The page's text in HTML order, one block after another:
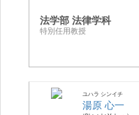
法学部 法律学科
特別任用教授
ユハラ シンイチ
湯原 心一